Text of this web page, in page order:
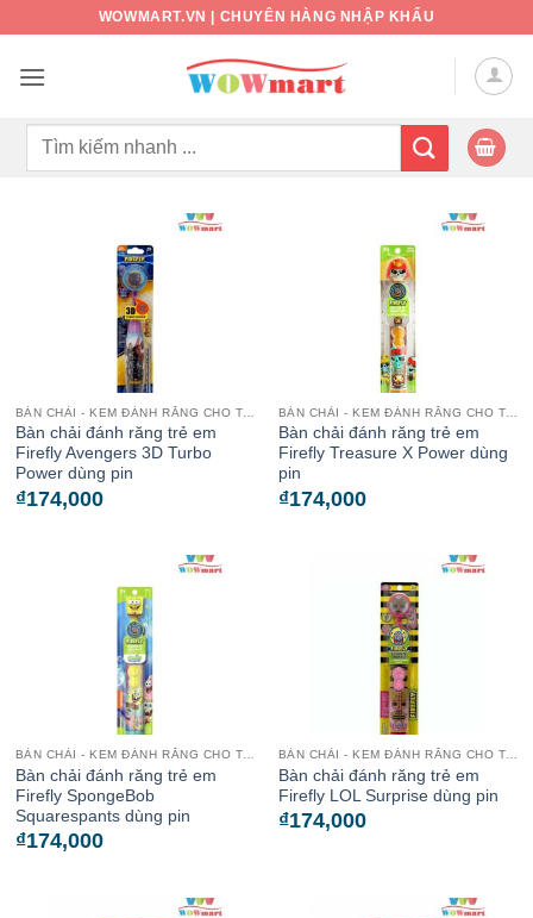
nội
WOWMART.VN | CHUYÊN HÀNG NHẬP KHẨU
Tìm
Bàn chải đánh răng trẻ em
Firefly Avengers 3D Turbo
Power dùng pin
₫174,000
Bàn chải đánh răng trẻ em
Firefly Treasure X Power dùng
pin
₫174,000
Bàn chải đánh răng trẻ em
Firefly SpongeBob
Squarespants dùng pin
₫174,000
Bàn chải đánh răng trẻ em
Firefly LOL Surprise dùng pin
₫174,000